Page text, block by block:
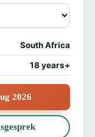
South Africa
18 years+
2026